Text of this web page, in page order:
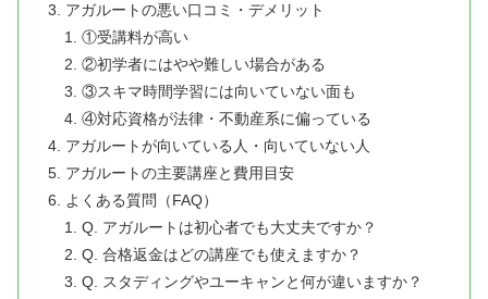
アガルートの悪い口コミ・デメリット
①受講料が高い
②初学者にはやや難しい場合がある
③スキマ時間学習には向いていない面も
④対応資格が法律・不動産系に偏っている
アガルートが向いている人・向いていない人
アガルートの主要講座と費用目安
よくある質問（FAQ）
Q. アガルートは初心者でも大丈夫ですか？
Q. 合格返金はどの講座でも使えますか？
Q. スタディングやユーキャンと何が違いますか？